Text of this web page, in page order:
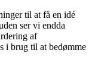
til at få en idé
ser vi endda
af
i brug til at bedømme